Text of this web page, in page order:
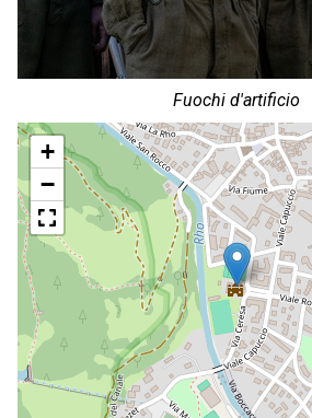
Fuochi d'artificio
+
−